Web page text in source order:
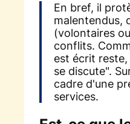
En bref, il
malentendus,
(volontaires
conflits.
est écrit
se discute".
cadre d'une
services.